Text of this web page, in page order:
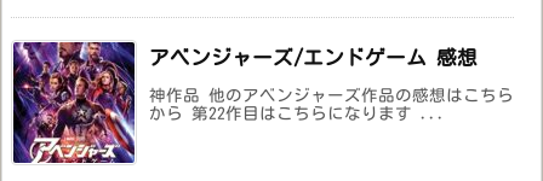
アベンジャーズ/エンドゲーム 感想
神作品 他のアベンジャーズ作品の感想はこちら
から 第22作目はこちらになります ...